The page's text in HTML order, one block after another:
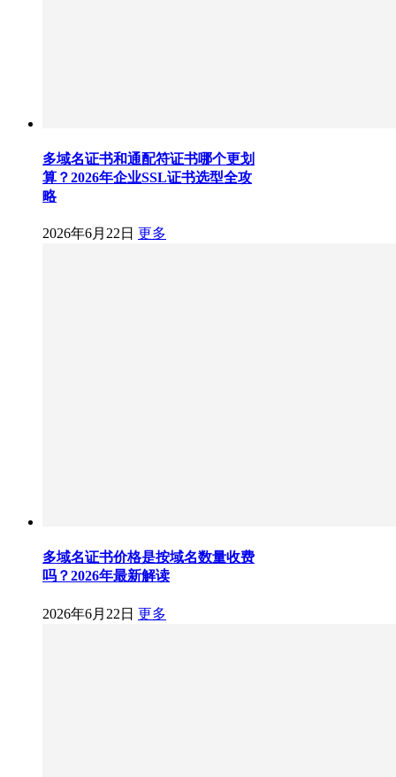
多域名证书和通配符证书哪个更划
算？2026年企业SSL证书选型全攻
略
2026年6月22日 更多
多域名证书价格是按域名数量收费
吗？2026年最新解读
2026年6月22日 更多